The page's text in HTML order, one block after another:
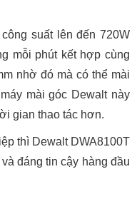
suất lên đến 720W
mỗi phút kết hợp cùng
nhờ đó mà có thể mài
mài góc Dewalt này
gian thao tác hơn.
thì Dewalt DWA8100T
đáng tin cậy hàng đầu